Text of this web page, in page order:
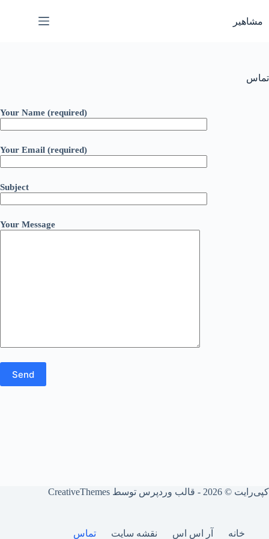
محتوا
مشاهیر
تماس
Your Name (required)
Your Email (required)
Subject
Your Message
کپی‌رایت © ‏2026 - قالب وردپرس توسط CreativeThemes
خانه آر اس اس نقشه سایت تماس